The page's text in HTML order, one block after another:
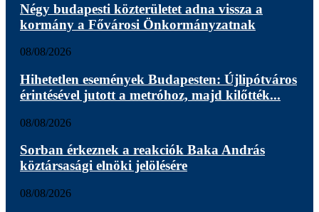
Négy budapesti közterületet adna vissza a
kormány a Fővárosi Önkormányzatnak
08/08/2026
Hihetetlen események Budapesten: Újlipótváros
érintésével jutott a metróhoz, majd kilőtték...
08/08/2026
Sorban érkeznek a reakciók Baka András
köztársasági elnöki jelölésére
08/08/2026